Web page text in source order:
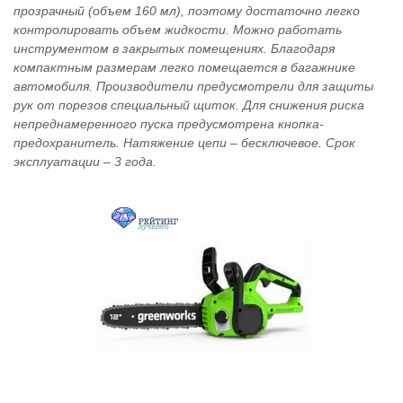
прозрачный (объем 160 мл), поэтому достаточно легко
контролировать объем жидкости. Можно работать
инструментом в закрытых помещениях. Благодаря
компактным размерам легко помещается в багажнике
автомобиля. Производители предусмотрели для защиты
рук от порезов специальный щиток. Для снижения риска
непреднамеренного пуска предусмотрена кнопка-
предохранитель. Натяжение цепи – бесключевое. Срок
эксплуатации – 3 года.